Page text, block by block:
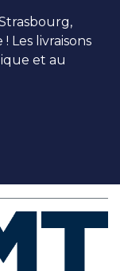
Les livraisons
et au